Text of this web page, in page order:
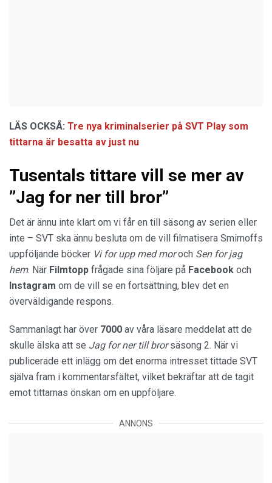
LÄS OCKSÅ: Tre nya kriminalserier på SVT Play som
tittarna är besatta av just nu
Tusentals tittare vill se mer av
”Jag for ner till bror”
Det är ännu inte klart om vi får en till säsong av serien eller
inte – SVT ska ännu besluta om de vill filmatisera Smirnoffs
uppföljande böcker Vi for upp med moroch Sen for jag
hem. När Filmtopp frågade sina följare på Facebook och
Instagram om de vill se en fortsättning, blev det en
överväldigande respons.
Sammanlagt har över 7000 av våra läsare meddelat att de
skulle älska att se Jag for ner till brorsäsong 2. När vi
publicerade ett inlägg om det enorma intresset tittade SVT
själva fram i kommentarsfältet, vilket bekräftar att de tagit
emot tittarnas önskan om en uppföljare.
ANNONS